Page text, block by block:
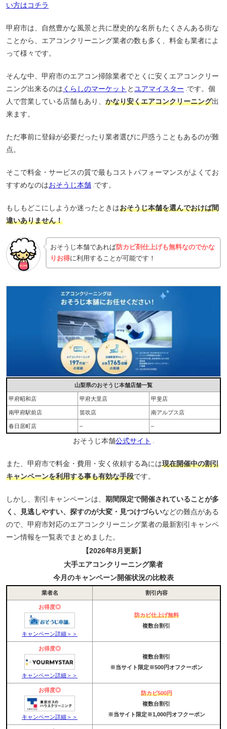
い方はコチラ
甲府市は、自然豊かな風景と共に歴史的な名所もたくさんある街な
ことから、エアコンクリーニング業者の数も多く、料金も業者によ
って様々です。
そんな中、甲府市のエアコン掃除業者でとくに安くエアコンクリー
ニング出来るのは くらしのマーケット と ユアマイスター です。個
人で営業している店舗もあり、 かなり安くエアコンクリーニング出
来ます。
ただ事前に登録が必要だったり業者選びに戸惑うこともあるのが難
点。
そこで料金・サービスの質で最もコストパフォーマンスがよくてお
すすめなのはおそうじ本舗 です。
もしもどこにしようか迷ったときはおそうじ本舗を選んでおけば間
違いありません！
おそうじ本舗であれば防カビ剤仕上げも無料なのでかな
りお得に利用することが可能です！
山梨県のおそうじ本舗店舗一覧
甲府昭和店 甲府大里店 甲斐店
南甲府駅前店 笛吹店 南アルプス店
春日居町店 – –
おそうじ本舗公式サイト
また、甲府市で料金・費用・安く依頼する為には現在開催中の割引
キャンペーンを利用する事も有効な手段です。
しかし、割引キャンペーンは、 期間限定で開催されていることが多
く、見逃しやすい、探すのが大変・見つけづらいなどの難点がある
ので、甲府市対応のエアコンクリーニング業者の最新割引キャンペ
ーン情報を一覧表でまとめました。
【2026年8月更新】
大手エアコンクリーニング業者
今月のキャンペーン開催状況の比較表
業者名 割引内容
お得度◎
キャンペーン詳細＞＞
防カビ仕上げ無料
複数台割引
お得度◎
キャンペーン詳細＞＞
複数台割引
※当サイト限定※500円オフクーポン
お得度◎
キャンペーン詳細＞＞
防カビ500円
複数台割引
※当サイト限定※1,000円オフクーポン